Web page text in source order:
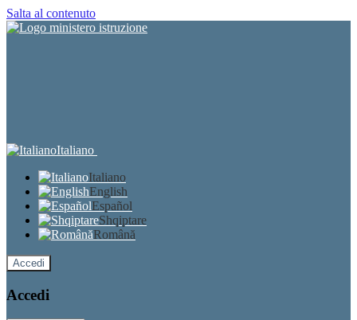
Salta al contenuto
Italiano
Italiano
English
Español
Shqiptare
Română
Accedi
Accedi